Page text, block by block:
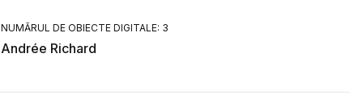
NUMĂRUL DE OBIECTE DIGITALE: 3
Andrée Richard